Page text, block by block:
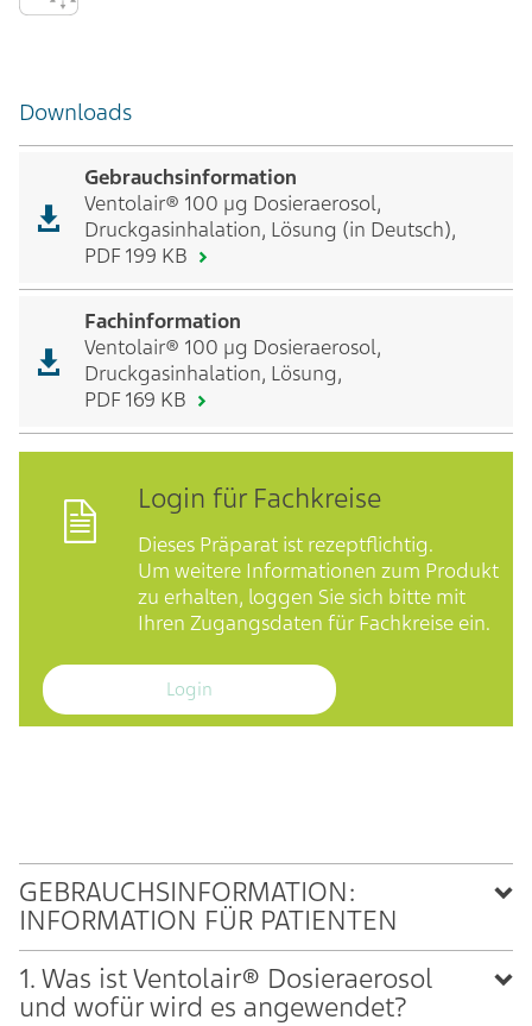
Downloads
Gebrauchsinformation
Ventolair® 100 µg Dosieraerosol,
Druckgasinhalation, Lösung (in Deutsch),
PDF 199 KB
Fachinformation
Ventolair® 100 µg Dosieraerosol,
Druckgasinhalation, Lösung,
PDF 169 KB
Login für Fachkreise
Dieses Präparat ist rezeptflichtig.
Um weitere Informationen zum Produkt
zu erhalten, loggen Sie sich bitte mit
Ihren Zugangsdaten für Fachkreise ein.
Login
GEBRAUCHSINFORMATION:
INFORMATION FÜR PATIENTEN
1. Was ist Ventolair® Dosieraerosol
und wofür wird es angewendet?